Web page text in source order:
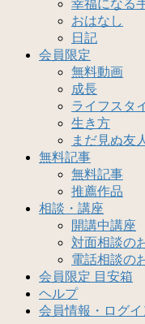
幸福になる
おはなし
日記
会員限定
無料動画
成長
ライフスタ
生き方
まだ見ぬ友
無料記事
無料記事
推薦作品
相談・講座
開講中講座
対面相談の
電話相談の
会員限定 目安箱
ヘルプ
会員情報・ログイ